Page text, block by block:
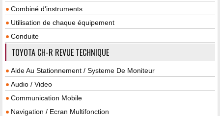
Combiné d'instruments
Utilisation de chaque équipement
Conduite
TOYOTA CH-R REVUE TECHNIQUE
Aide Au Stationnement / Systeme De Moniteur
Audio / Video
Communication Mobile
Navigation / Ecran Multifonction